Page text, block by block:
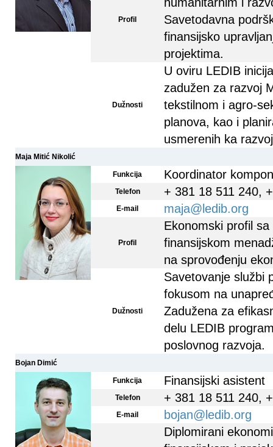
Profil
Savetodavna
finansijsko
projektima.
Dužnosti
U oviru LEDIB
zadužen za razvoj
tekstilnom i agro-
planova, kao i
usmerenih ka
Maja Mitić Nikolić
Funkcija Koordinator
Telefon + 381 18 511 240,
E-mail maja@ledib.org
Profil
Ekonomski profil
finansijskom
na sprovođenju
Dužnosti
Savetovanje službi
fokusom na
Zadužena za
delu LEDIB
poslovnog razvoja.
Bojan Dimić
Funkcija Finansijski asistent
Telefon + 381 18 511 240,
E-mail bojan@ledib.org
Diplomirani